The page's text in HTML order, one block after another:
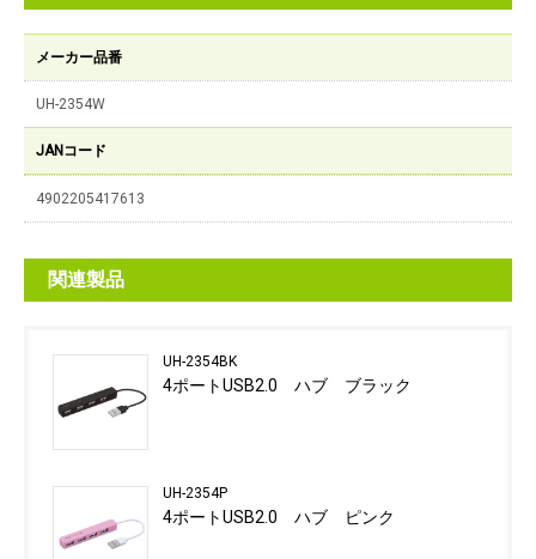
メーカー品番
UH-2354W
JANコード
4902205417613
関連製品
UH-2354BK
4ポートUSB2.0 ハブ ブラック
UH-2354P
4ポートUSB2.0 ハブ ピンク